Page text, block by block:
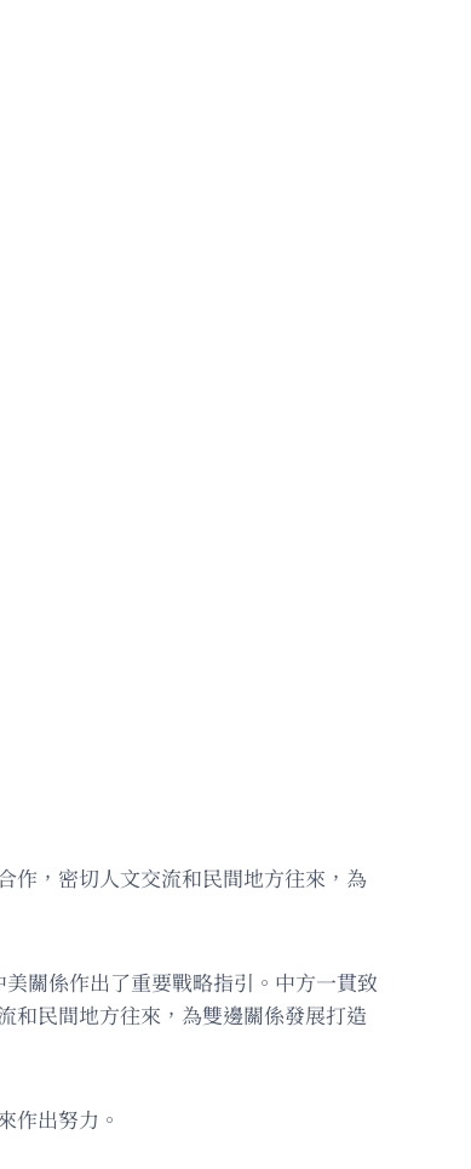
作，密切人文交流和民間地方往來，為
關係作出了重要戰略指引。中方一貫致
和民間地方往來，為雙邊關係發展打造
作出努力。